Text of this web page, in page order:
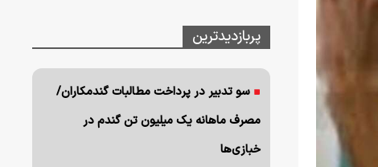
پربازدیدترین
سو تدبیر در پرداخت مطالبات گندمکاران/
مصرف ماهانه یک میلیون تن گندم در
خبازی‌ها